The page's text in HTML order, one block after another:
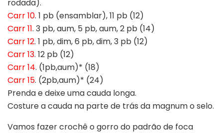
rodada).
Carr 10. 1 pb (ensamblar), 11 pb (12)
Carr 11. 3 pb, aum, 5 pb, aum, 2 pb (14)
Carr 12. 1 pb, dim, 6 pb, dim, 3 pb (12)
Carr 13. 12 pb (12)
Carr 14. (1pb,aum)* (18)
Carr 15. (2pb,aum)* (24)
Prenda e deixe uma cauda longa.
Costure a cauda na parte de trás da magnum o selo.
Vamos fazer crochê o gorro do padrão de foca